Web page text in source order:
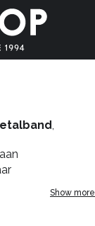
,
aan
Show more